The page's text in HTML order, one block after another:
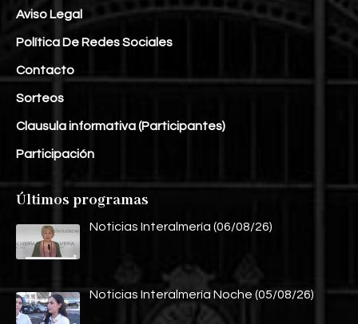
Aviso Legal
Política De Redes Sociales
Contacto
Sorteos
Clausula informativa (Participantes)
Participación
Últimos programas
Noticias Interalmería (06/08/26)
Noticias Interalmería Noche (05/08/26)